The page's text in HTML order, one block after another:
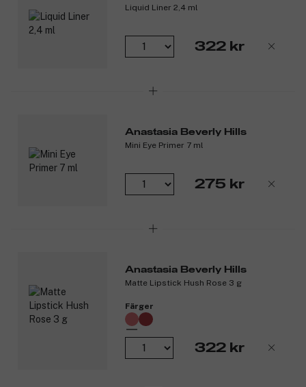
Liquid Liner 2,4 ml
322 kr
Anastasia Beverly Hills
Mini Eye Primer 7 ml
275 kr
Anastasia Beverly Hills
Matte Lipstick Hush Rose 3 g
Färger
322 kr